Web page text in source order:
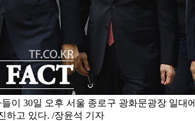
이 30일 오후 서울 종로구 광화문광장 일대에
하고 있다. /장윤석 기자